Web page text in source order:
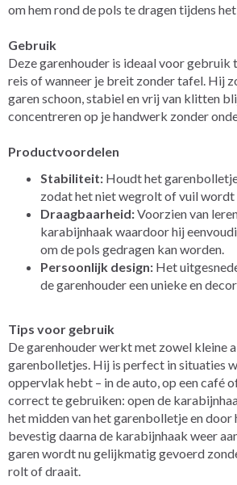
om hem rond de pols te dragen tijdens het
Gebruik
Deze garenhouder is ideaal voor gebruik
reis of wanneer je breit zonder tafel. Hij
garen schoon, stabiel en vrij van klitten
concentreren op je handwerk zonder
Productvoordelen
Stabiliteit: Houdt het
zodat het niet wegrolt of vuil wordt
Draagbaarheid:Voorzien van
karabijnhaak waardoor hij
om de pols gedragen kan worden.
Persoonlijk design: Het
de garenhouder een unieke en
Tips voor gebruik
De garenhouder werkt met zowel kleine
garenbolletjes. Hij is perfect in situaties
oppervlak hebt – in de auto, op een café
correct te gebruiken: open de
het midden van het garenbolletje en door
bevestig daarna de karabijnhaak weer
garen wordt nu gelijkmatig gevoerd
rolt of draait.